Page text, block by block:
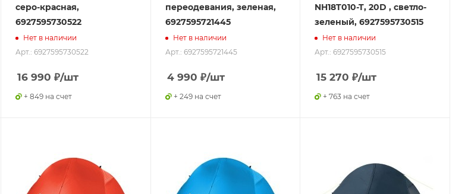
серо-красная,
6927595730522
Нет в наличии
Арт.: 6927595730522
16 990 ₽/шт
+ 849 на счет
переодевания, зеленая,
6927595721445
Нет в наличии
Арт.: 6927595721445
4 990 ₽/шт
+ 249 на счет
NH18T010-T, 20D , светло-
зеленый, 6927595730515
Нет в наличии
Арт.: 6927595730515
15 270 ₽/шт
+ 763 на счет